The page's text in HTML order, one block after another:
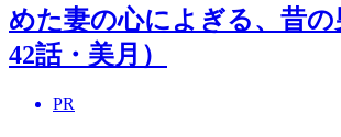
めた妻の心によぎる、昔の
42話・美月）
PR